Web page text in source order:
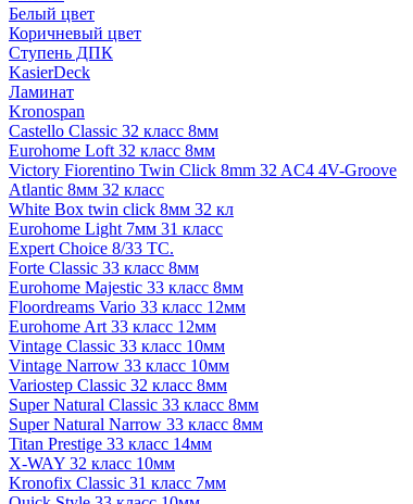
Белый цвет
Коричневый цвет
Ступень ДПК
KasierDeck
Ламинат
Kronospan
Castello Classic 32 класс 8мм
Eurohome Loft 32 класс 8мм
Victory Fiorentino Twin Click 8mm 32 AC4 4V-Groove
Atlantic 8мм 32 класс
White Box twin click 8мм 32 кл
Eurohome Light 7мм 31 класс
Expert Choice 8/33 TC.
Forte Classic 33 класс 8мм
Eurohome Majestic 33 класс 8мм
Floordreams Vario 33 класс 12мм
Eurohome Art 33 класс 12мм
Vintage Classic 33 класс 10мм
Vintage Narrow 33 класс 10мм
Variostep Classic 32 класс 8мм
Super Natural Classic 33 класс 8мм
Super Natural Narrow 33 класс 8мм
Titan Prestige 33 класс 14мм
X-WAY 32 класс 10мм
Kronofix Classic 31 класс 7мм